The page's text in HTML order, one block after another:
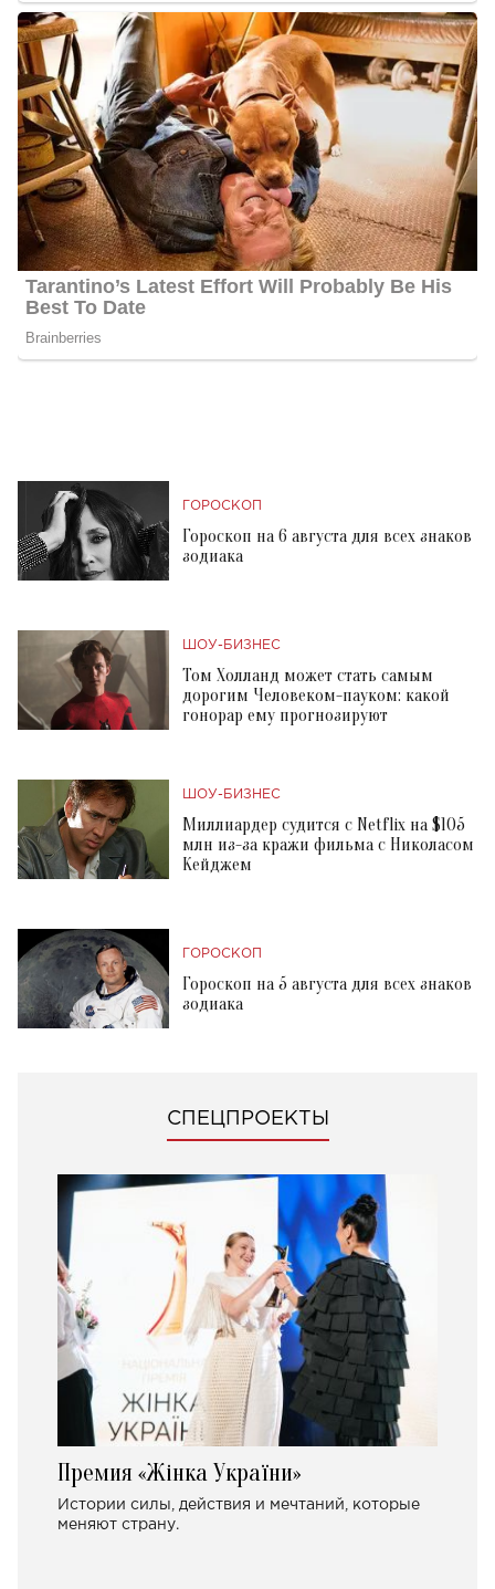
ГОРОСКОП
Гороскоп на 6 августа для всех знаков
зодиака
ШОУ-БИЗНЕС
Том Холланд может стать самым
дорогим Человеком-пауком: какой
гонорар ему прогнозируют
ШОУ-БИЗНЕС
Миллиардер судится с Netflix на $105
млн из-за кражи фильма с Николасом
Кейджем
ГОРОСКОП
Гороскоп на 5 августа для всех знаков
зодиака
СПЕЦПРОЕКТЫ
Премия «Жінка України»
Истории силы, действия и мечтаний, которые
меняют страну.